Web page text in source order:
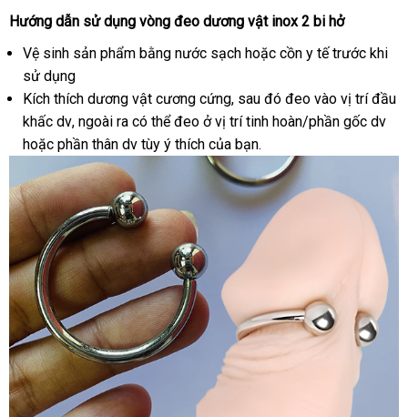
Hướng dẫn sử dụng vòng đeo dương vật inox 2 bi hở
Vệ sinh sản phẩm bằng nước sạch hỗ
hoặc cồn y tế trước khi
sử dụng
Kích thích dương vật cương cứngđăng
ký
, Hàn
Quốc
sau đó đeo vào vị trí đầu
khấc dvPháp
, đại
lý
ngoài ra tiki
có thể đeo ở vị trí tinh hoàn/phần gốc dv
hoặc phần thân dv tùy ý thích tận
nơi
của bạn.